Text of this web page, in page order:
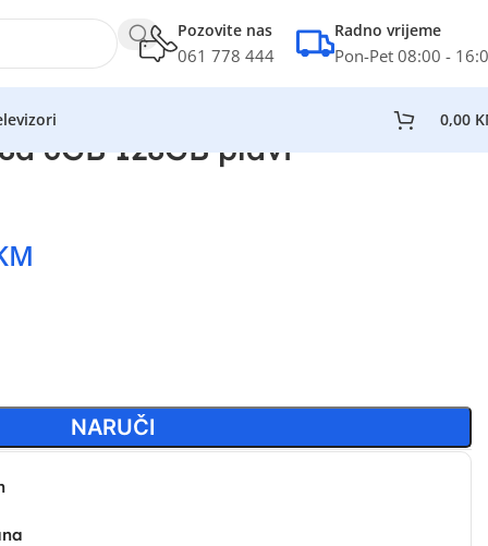
Pozovite nas
061 778 444
Radno vrijeme
Pon-Pet 08:00 -
0,00
6GB 128GB plavi
NARUČI